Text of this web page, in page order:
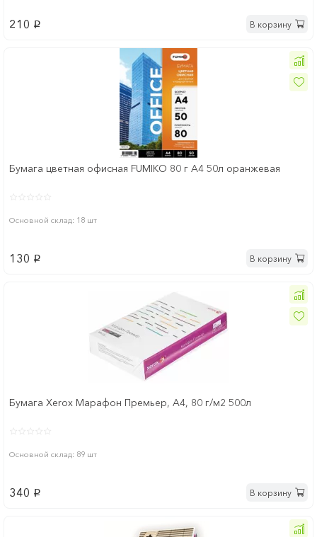
210 p В корзину
Бумага цветная офисная FUMIKO 80 г А4 50л оранжевая
Основной склад: 18 шт
130 p В корзину
Бумага Xerox Марафон Премьер, А4, 80 г/м2 500л
Основной склад: 89 шт
340 p В корзину